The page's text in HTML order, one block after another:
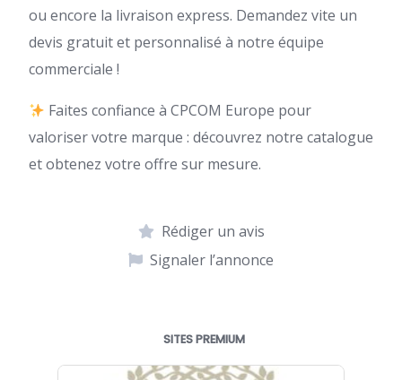
ou encore la livraison express. Demandez vite un
devis gratuit et personnalisé à notre équipe
commerciale !
Faites confiance à CPCOM Europe pour
valoriser votre marque : découvrez notre catalogue
et obtenez votre offre sur mesure.
Rédiger un avis
Signaler l’annonce
SITES PREMIUM